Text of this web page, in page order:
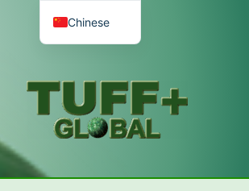
Chinese
English
Malay
Spanish